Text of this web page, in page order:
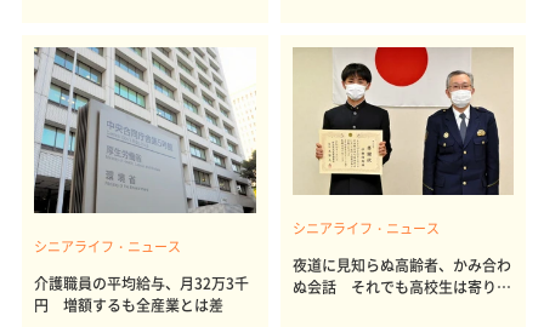
シニアライフ・ニュース
介護職員の平均給与、月32万3千
円 増額するも全産業とは差
シニアライフ・ニュース
夜道に見知らぬ高齢者、かみ合わ
ぬ会話 それでも高校生は寄り添